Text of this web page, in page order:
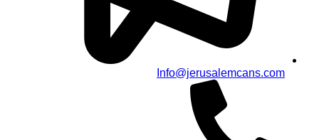
Info@jerusalemcans.com